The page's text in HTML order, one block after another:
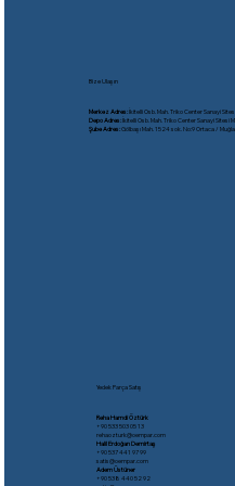
Bize Ulaşın
Merkez Adres:İkitelli Osb. Mah. Triko Center Sanayi
Depo Adres:İkitelli Osb. Mah. Triko Center Sanayi
Şube Adres:Gölbaşı Mah. 1524 sok. No:9 Ortaca /
Yedek Parça Satış
Reha Hamdi Öztürk
​+90 533 503 05 13
rehaozturk@oempar.com
Halil Erdoğan Demirtaş
+90 537 441 97 99
satis@oempar.com
Adem Üstüner
+90 538 440 52 92